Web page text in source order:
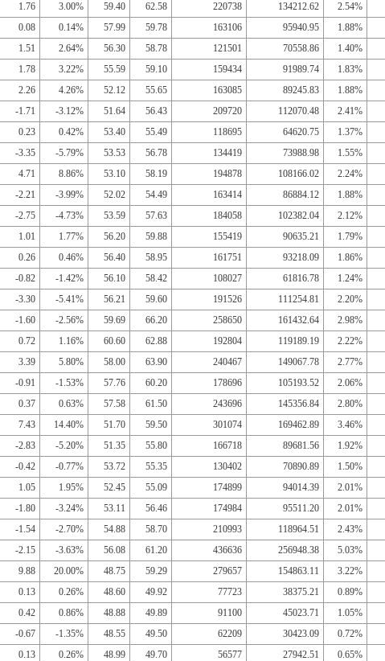
1.76 3.00% 59.40 62.58 220738 134212.62 2.54%
0.08 0.14% 57.99 59.78 163106 95940.95 1.88%
1.51 2.64% 56.30 58.78 121501 70558.86 1.40%
1.78 3.22% 55.59 59.10 159434 91989.74 1.83%
2.26 4.26% 52.12 55.65 163085 89245.83 1.88%
-1.71 -3.12% 51.64 56.43 209720 112070.48 2.41%
0.23 0.42% 53.40 55.49 118695 64620.75 1.37%
-3.35 -5.79% 53.53 56.78 134419 73988.98 1.55%
4.71 8.86% 53.10 58.19 194878 108166.02 2.24%
-2.21 -3.99% 52.02 54.49 163414 86884.12 1.88%
-2.75 -4.73% 53.59 57.63 184058 102382.04 2.12%
1.01 1.77% 56.20 59.88 155419 90635.21 1.79%
0.26 0.46% 56.40 58.95 161751 93218.09 1.86%
-0.82 -1.42% 56.10 58.42 108027 61816.78 1.24%
-3.30 -5.41% 56.21 59.60 191526 111254.81 2.20%
-1.60 -2.56% 59.69 66.20 258650 161432.64 2.98%
0.72 1.16% 60.60 62.88 192804 119189.19 2.22%
3.39 5.80% 58.00 63.90 240467 149067.78 2.77%
-0.91 -1.53% 57.76 60.20 178696 105193.52 2.06%
0.37 0.63% 57.58 61.50 243696 145356.84 2.80%
7.43 14.40% 51.70 59.50 301074 169462.89 3.46%
-2.83 -5.20% 51.35 55.80 166718 89681.56 1.92%
-0.42 -0.77% 53.72 55.35 130402 70890.89 1.50%
1.05 1.95% 52.45 55.09 174899 94014.39 2.01%
-1.80 -3.24% 53.11 56.46 174984 95511.20 2.01%
-1.54 -2.70% 54.88 58.70 210993 118964.51 2.43%
-2.15 -3.63% 56.08 61.20 436636 256948.38 5.03%
9.88 20.00% 48.75 59.29 279657 154863.11 3.22%
0.13 0.26% 48.60 49.92 77723 38375.21 0.89%
0.42 0.86% 48.88 49.89 91100 45023.71 1.05%
-0.67 -1.35% 48.55 49.50 62209 30423.09 0.72%
0.13 0.26% 48.99 49.70 56577 27942.51 0.65%